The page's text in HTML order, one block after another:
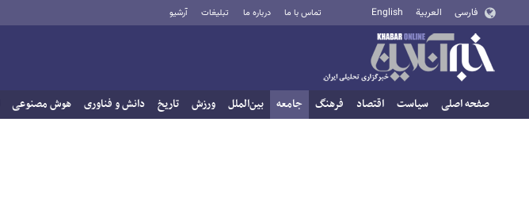
فارسی العربية English تماس با ما درباره ما تبلیغات آرشیو
صفحه اصلی سیاست اقتصاد فرهنگ جامعه بین‌الملل ورزش تاریخ دانش و فناوری هوش مصنوعی